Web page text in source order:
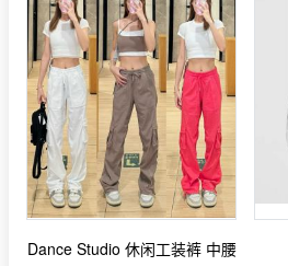
Dance Studio 休闲工装裤 中腰